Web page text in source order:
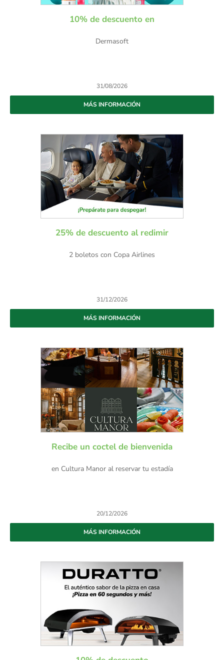
10% de descuento en
Dermasoft
31/08/2026
MÁS INFORMACIÓN
25% de descuento al redimir
2 boletos con Copa Airlines
31/12/2026
MÁS INFORMACIÓN
Recibe un coctel de bienvenida
en Cultura Manor al reservar tu estadía
20/12/2026
MÁS INFORMACIÓN